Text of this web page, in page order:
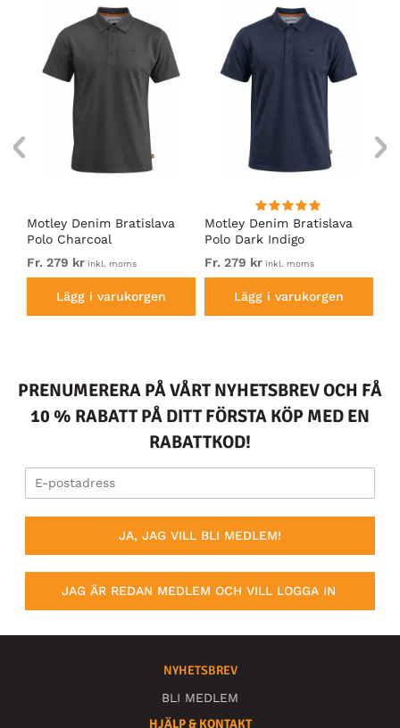
Motley Denim Bratislava
Polo Charcoal
Fr. 279 kr inkl. moms
Lägg i varukorgen
Motley Denim Bratislava
Polo Dark Indigo
Fr. 279 kr inkl. moms
Lägg i varukorgen
PRENUMERERA PÅ VÅRT NYHETSBREV OCH FÅ
10 % RABATT PÅ DITT FÖRSTA KÖP MED EN
RABATTKOD!
JA, JAG VILL BLI MEDLEM!
JAG ÄR REDAN MEDLEM OCH VILL LOGGA IN
NYHETSBREV
BLI MEDLEM
HJÄLP & KONTAKT